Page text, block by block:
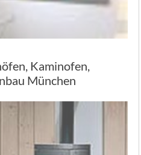
Kaminofen,
München